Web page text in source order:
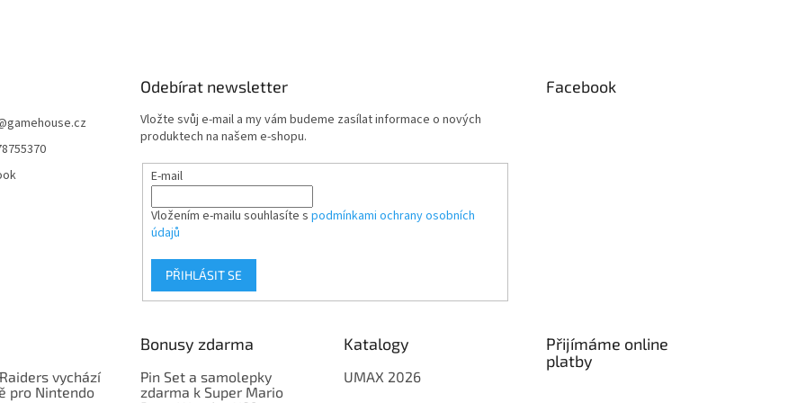
gamehouse.cz
Odebírat newsletter
Vložte svůj e-mail a my vám budeme zasílat informace o nových
produktech na našem e-shopu.
E-mail
Vložením e-mailu souhlasíte s podmínkami ochrany osobních
údajů
PŘIHLÁSIT SE
Facebook
vychází
pro Nintendo
Bonusy zdarma
Pin Set a samolepky
zdarma k Super Mario
Katalogy
UMAX 2026
Přijímáme online
platby